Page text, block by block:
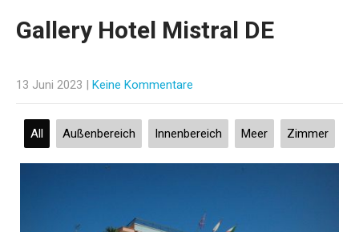
Gallery Hotel Mistral DE
13 Juni 2023 | Keine Kommentare
All Außenbereich Innenbereich Meer Zimmer